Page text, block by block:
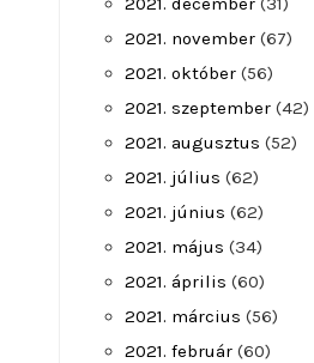
2021. november (67)
2021. október (56)
2021. szeptember (42)
2021. augusztus (52)
2021. július (62)
2021. június (62)
2021. május (34)
2021. április (60)
2021. március (56)
2021. február (60)